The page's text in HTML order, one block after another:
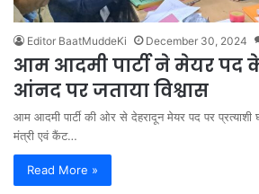
Editor BaatMuddeKi December 30, 2024
आम आदमी पार्टी ने मेयर पद के
आंनद पर जताया विश्वास
आम आदमी पार्टी की ओर से देहरादून मेयर पद पर प्रत्याशी
मंत्री एवं कैंट…
Read More »